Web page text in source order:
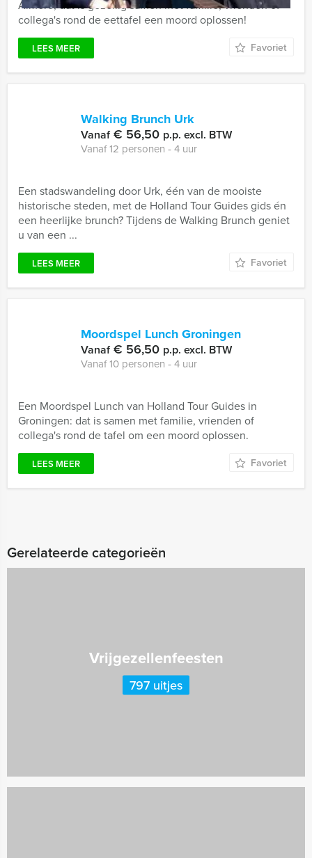
Almere, dat is gezellig samen met familie, vrienden of
collega's rond de eettafel een moord oplossen!
LEES MEER Favoriet
Walking Brunch Urk
Vanaf€ 56,50 p.p. excl. BTW
Vanaf 12 personen ‐ 4 uur
Een stadswandeling door Urk, één van de mooiste
historische steden, met de Holland Tour Guides gids én
een heerlijke brunch? Tijdens de Walking Brunch geniet
u van een ...
LEES MEER Favoriet
Moordspel Lunch Groningen
Vanaf€ 56,50 p.p. excl. BTW
Vanaf 10 personen ‐ 4 uur
Een Moordspel Lunch van Holland Tour Guides in
Groningen: dat is samen met familie, vrienden of
collega's rond de tafel om een moord oplossen.
LEES MEER Favoriet
Gerelateerde categorieën
Vrijgezellenfeesten
797 uitjes